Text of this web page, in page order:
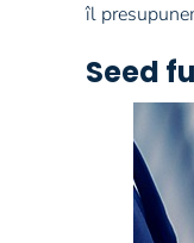
îl
Seed